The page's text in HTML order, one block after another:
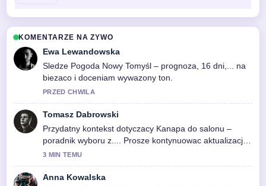
KOMENTARZE NA ZYWO
Ewa Lewandowska
Sledze Pogoda Nowy Tomyśl – prognoza, 16 dni,... na
biezaco i doceniam wywazony ton.
PRZED CHWILA
Tomasz Dabrowski
Przydatny kontekst dotyczacy Kanapa do salonu –
poradnik wyboru z.... Prosze kontynuowac aktualizacje
na zywo.
3 MIN TEMU
Anna Kowalska